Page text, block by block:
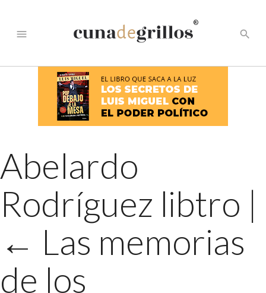
menu
®
search
Abelardo
Rodríguez libtro |
← Las memorias
de los